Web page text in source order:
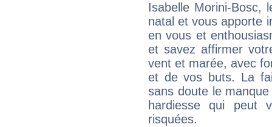
Isabelle Morini-Bosc,
natal et vous apporte
en vous et
et savez affirmer
vent et marée, avec
et de vos buts. La
sans doute le
hardiesse qui peut
risquées.